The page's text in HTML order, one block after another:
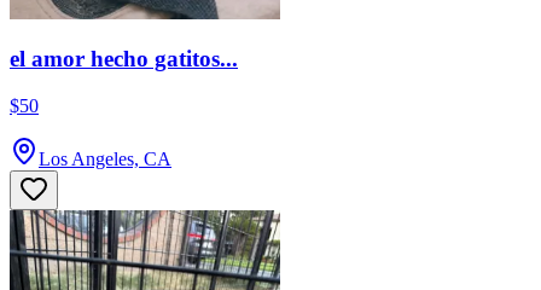
el amor hecho gatitos...
$50
Los Angeles, CA